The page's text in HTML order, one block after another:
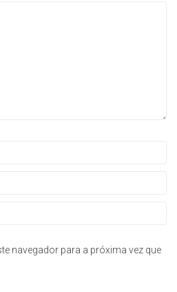
navegador para a próxima vez que